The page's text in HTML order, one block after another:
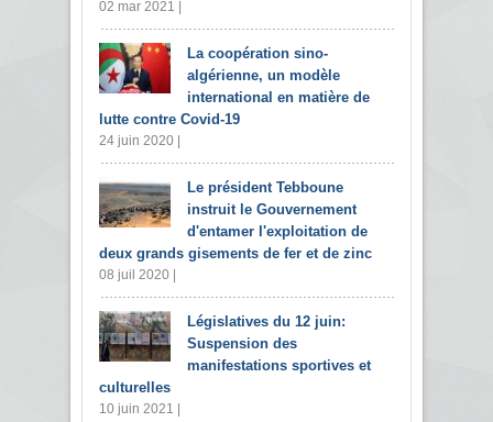
02 mar 2021 |
La coopération sino-
algérienne, un modèle
international en matière de
lutte contre Covid-19
24 juin 2020 |
Le président Tebboune
instruit le Gouvernement
d'entamer l'exploitation de
deux grands gisements de fer et de zinc
08 juil 2020 |
Législatives du 12 juin:
Suspension des
manifestations sportives et
culturelles
10 juin 2021 |